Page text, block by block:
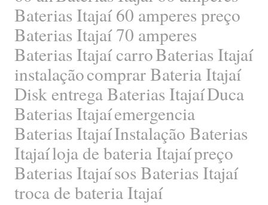
Baterias Itajaí 60 amperes preço
Baterias Itajaí 70 amperes
Baterias Itajaí carroBaterias Itajaí
instalaçãocomprar Bateria Itajaí
Disk entrega Baterias ItajaíDuca
Baterias Itajaíemergencia
Baterias ItajaíInstalação Baterias
Itajaíloja de bateria Itajaípreço
Baterias Itajaísos Baterias Itajaí
troca de bateria Itajaí